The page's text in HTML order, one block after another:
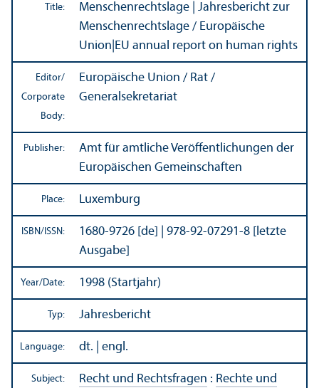
Title:
Menschenrechtslage | Jahresbericht zur
Menschenrechtslage / Europäische
Union EU annual report on human rights
Editor/
Corporate
Body:
Europäische Union / Rat /
Generalsekretariat
Publisher:
Amt für amtliche Veröffentlichungen der
Europäischen Gemeinschaften
Place: Luxemburg
ISBN/ISSN:
1680-9726 [de] | 978-92-07291-8 [letzte
Ausgabe]
Year/Date: 1998 (Startjahr)
Typ: Jahresbericht
Language: dt. | engl.
Subject: Recht und Rechtsfragen : Rechte und